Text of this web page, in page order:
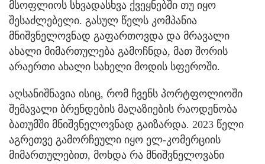
მსოფლიოს სხვადასხვა ქვეყნებში თუ იყო
შესაძლებელი. გასულ წელს კომპანია
მნიშვნელოვნად გაფართოვდა და მრავალი
ახალი მიმართულება გამოჩნდა, მათ შორის
არაერთი ახალი სახელი მოდის სფეროში.
აღსანიშნავია ისიც, რომ ჩვენს პორტფოლიოში
შემავალი ბრენდების მაღაზიების რაოდენობა
ბათუმში მნიშვნელოვნად გაიზარდა. 2023 წელი
აგრეთვე გამორჩეული იყო ელ-კომერციის
მიმართულებით, მოხდა რა მნიშვნელოვანი